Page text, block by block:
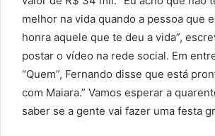
melhor na vida quando a pessoa que
honra aquele que te deu a vida”,
postar o vídeo na rede social. Em
“Quem”, Fernando disse que está
com Maiara.” Vamos esperar a
saber se a gente vai fazer uma festa